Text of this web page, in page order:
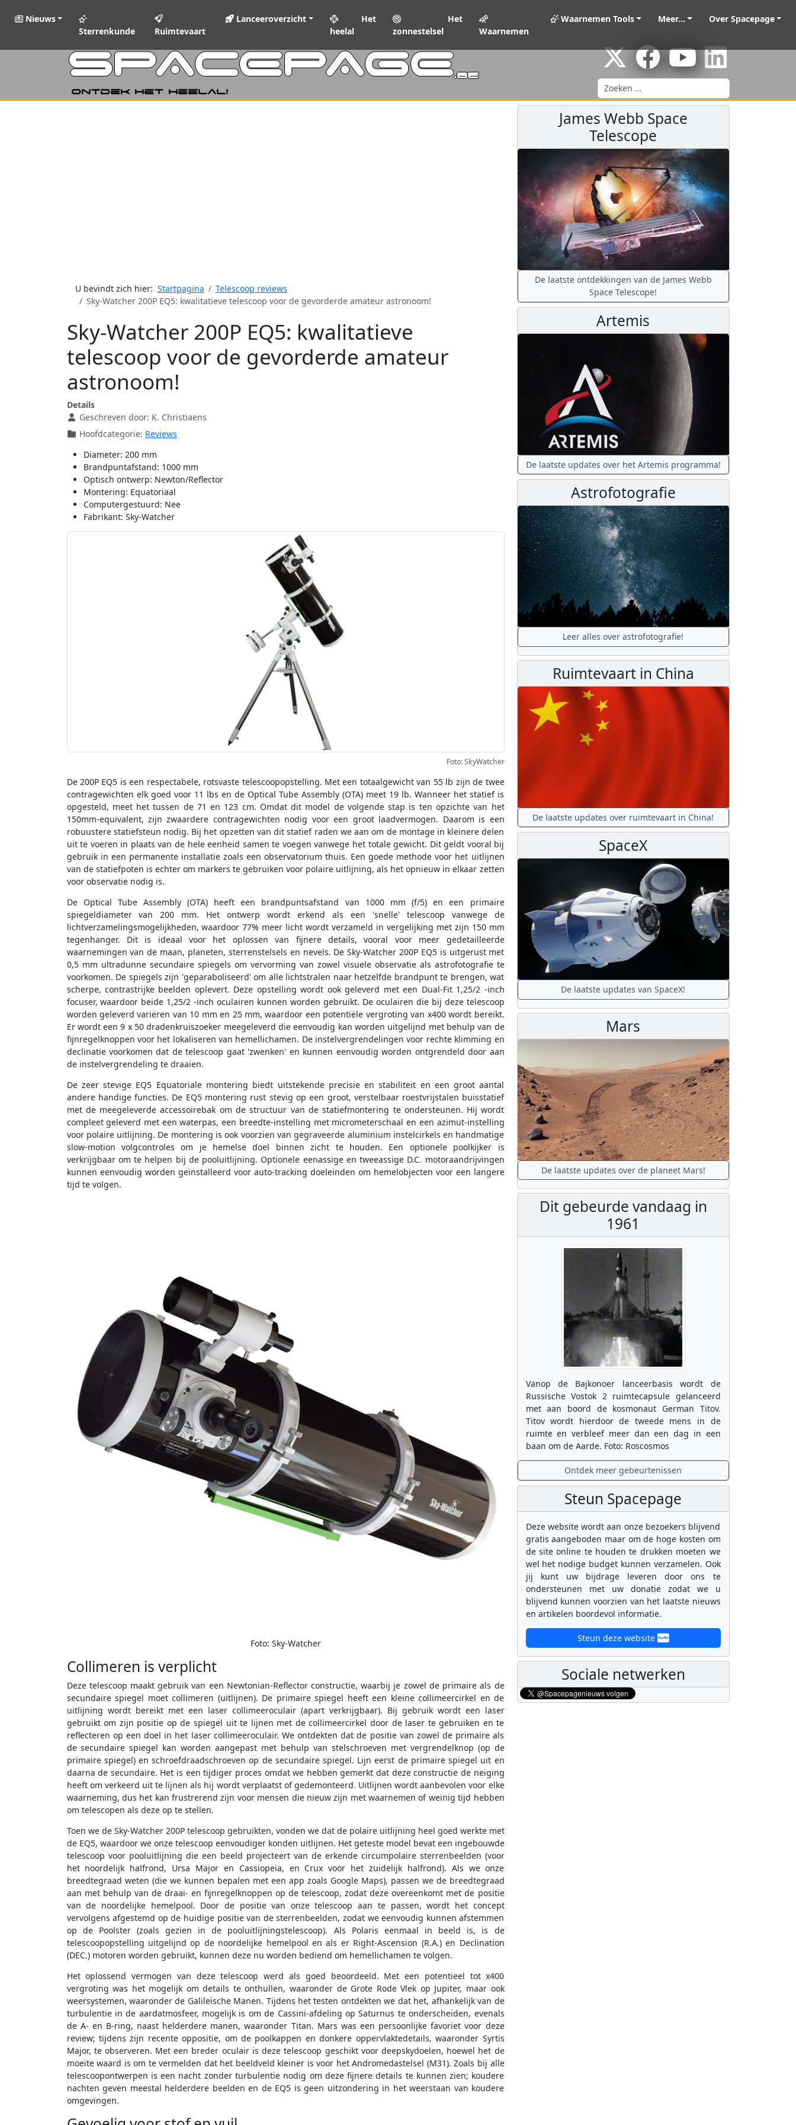
Nieuws
Sterrenkunde
Ruimtevaart
Lanceeroverzicht
Het
heelal
Het
zonnestelsel
Waarnemen
Waarnemen Tools Meer... Over Spacepage
SPACEPAGE.be
Ontdek het heelal!
Zoeken
U bevindt zich hier: Startpagina
Telescoop reviews
Sky-Watcher 200P EQ5: kwalitatieve telescoop voor de gevorderde amateur astronoom!
Sky-Watcher 200P EQ5: kwalitatieve
telescoop voor de gevorderde amateur
astronoom!
Details
Geschreven door: K. Christiaens
Hoofdcategorie: Reviews
Diameter: 200 mm
Brandpuntafstand: 1000 mm
Optisch ontwerp: Newton/Reflector
Montering: Equatoriaal
Computergestuurd: Nee
Fabrikant: Sky-Watcher
Foto: SkyWatcher
De 200P EQ5 is een respectabele, rotsvaste telescoopopstelling. Met een totaalgewicht van 55 lb zijn de twee
contragewichten elk goed voor 11 lbs en de Optical Tube Assembly (OTA) meet 19 lb. Wanneer het statief is
opgesteld, meet het tussen de 71 en 123 cm. Omdat dit model de volgende stap is ten opzichte van het
150mm-equivalent, zijn zwaardere contragewichten nodig voor een groot laadvermogen. Daarom is een
robuustere statiefsteun nodig. Bij het opzetten van dit statief raden we aan om de montage in kleinere delen
uit te voeren in plaats van de hele eenheid samen te voegen vanwege het totale gewicht. Dit geldt vooral bij
gebruik in een permanente installatie zoals een observatorium thuis. Een goede methode voor het uitlijnen
van de statiefpoten is echter om markers te gebruiken voor polaire uitlijning, als het opnieuw in elkaar zetten
voor observatie nodig is.
De Optical Tube Assembly (OTA) heeft een brandpuntsafstand van 1000 mm (f/5) en een primaire
spiegeldiameter van 200 mm. Het ontwerp wordt erkend als een 'snelle' telescoop vanwege de
lichtverzamelingsmogelijkheden, waardoor 77% meer licht wordt verzameld in vergelijking met zijn 150 mm
tegenhanger. Dit is ideaal voor het oplossen van fijnere details, vooral voor meer gedetailleerde
waarnemingen van de maan, planeten, sterrenstelsels en nevels. De Sky-Watcher 200P EQ5 is uitgerust met
0,5 mm ultradunne secundaire spiegels om vervorming van zowel visuele observatie als astrofotografie te
voorkomen. De spiegels zijn 'geparaboliseerd' om alle lichtstralen naar hetzelfde brandpunt te brengen, wat
scherpe, contrastrijke beelden oplevert. Deze opstelling wordt ook geleverd met een Dual-Fit 1,25/2 -inch
focuser, waardoor beide 1,25/2 -inch oculairen kunnen worden gebruikt. De oculairen die bij deze telescoop
worden geleverd variëren van 10 mm en 25 mm, waardoor een potentiële vergroting van x400 wordt bereikt.
Er wordt een 9 x 50 dradenkruiszoeker meegeleverd die eenvoudig kan worden uitgelijnd met behulp van de
fijnregelknoppen voor het lokaliseren van hemellichamen. De instelvergrendelingen voor rechte klimming en
declinatie voorkomen dat de telescoop gaat 'zwenken' en kunnen eenvoudig worden ontgrendeld door aan
de instelvergrendeling te draaien.
De zeer stevige EQ5 Equatoriale montering biedt uitstekende precisie en stabiliteit en een groot aantal
andere handige functies. De EQ5 montering rust stevig op een groot, verstelbaar roestvrijstalen buisstatief
met de meegeleverde accessoirebak om de structuur van de statiefmontering te ondersteunen. Hij wordt
compleet geleverd met een waterpas, een breedte-instelling met micrometerschaal en een azimut-instelling
voor polaire uitlijning. De montering is ook voorzien van gegraveerde aluminium instelcirkels en handmatige
slow-motion volgcontroles om je hemelse doel binnen zicht te houden. Een optionele poolkijker is
verkrijgbaar om te helpen bij de pooluitlijning. Optionele eenassige en tweeassige D.C. motoraandrijvingen
kunnen eenvoudig worden geïnstalleerd voor auto-tracking doeleinden om hemelobjecten voor een langere
tijd te volgen.
Foto: Sky-Watcher
Collimeren is verplicht
Deze telescoop maakt gebruik van een Newtonian-Reflector constructie, waarbij je zowel de primaire als de
secundaire spiegel moet collimeren (uitlijnen). De primaire spiegel heeft een kleine collimeercirkel en de
uitlijning wordt bereikt met een laser collimeeroculair (apart verkrijgbaar). Bij gebruik wordt een laser
gebruikt om zijn positie op de spiegel uit te lijnen met de collimeercirkel door de laser te gebruiken en te
reflecteren op een doel in het laser collimeeroculair. We ontdekten dat de positie van zowel de primaire als
de secundaire spiegel kan worden aangepast met behulp van stelschroeven met vergrendelknop (op de
primaire spiegel) en schroefdraadschroeven op de secundaire spiegel. Lijn eerst de primaire spiegel uit en
daarna de secundaire. Het is een tijdiger proces omdat we hebben gemerkt dat deze constructie de neiging
heeft om verkeerd uit te lijnen als hij wordt verplaatst of gedemonteerd. Uitlijnen wordt aanbevolen voor elke
waarneming, dus het kan frustrerend zijn voor mensen die nieuw zijn met waarnemen of weinig tijd hebben
om telescopen als deze op te stellen.
Toen we de Sky-Watcher 200P telescoop gebruikten, vonden we dat de polaire uitlijning heel goed werkte met
de EQ5, waardoor we onze telescoop eenvoudiger konden uitlijnen. Het geteste model bevat een ingebouwde
telescoop voor pooluitlijning die een beeld projecteert van de erkende circumpolaire sterrenbeelden (voor
het noordelijk halfrond, Ursa Major en Cassiopeia, en Crux voor het zuidelijk halfrond). Als we onze
breedtegraad weten (die we kunnen bepalen met een app zoals Google Maps), passen we de breedtegraad
aan met behulp van de draai- en fijnregelknoppen op de telescoop, zodat deze overeenkomt met de positie
van de noordelijke hemelpool. Door de positie van onze telescoop aan te passen, wordt het concept
vervolgens afgestemd op de huidige positie van de sterrenbeelden, zodat we eenvoudig kunnen afstemmen
op de Poolster (zoals gezien in de pooluitlijningstelescoop). Als Polaris eenmaal in beeld is, is de
telescoopopstelling uitgelijnd op de noordelijke hemelpool en als er Right-Ascension (R.A.) en Declination
(DEC.) motoren worden gebruikt, kunnen deze nu worden bediend om hemellichamen te volgen.
Het oplossend vermogen van deze telescoop werd als goed beoordeeld. Met een potentieel tot x400
vergroting was het mogelijk om details te onthullen, waaronder de Grote Rode Vlek op Jupiter, maar ook
weersystemen, waaronder de Galileïsche Manen. Tijdens het testen ontdekten we dat het, afhankelijk van de
turbulentie in de aardatmosfeer, mogelijk is om de Cassini-afdeling op Saturnus te onderscheiden, evenals
de A- en B-ring, naast helderdere manen, waaronder Titan. Mars was een persoonlijke favoriet voor deze
review; tijdens zijn recente oppositie, om de poolkappen en donkere oppervlaktedetails, waaronder Syrtis
Major, te observeren. Met een breder oculair is deze telescoop geschikt voor deepskydoelen, hoewel het de
moeite waard is om te vermelden dat het beeldveld kleiner is voor het Andromedastelsel (M31). Zoals bij alle
telescoopontwerpen is een nacht zonder turbulentie nodig om deze fijnere details te kunnen zien; koudere
nachten geven meestal helderdere beelden en de EQ5 is geen uitzondering in het weerstaan van koudere
omgevingen.
James Webb Space
Telescope
De laatste ontdekkingen van de James Webb
Space Telescope!
Artemis
De laatste updates over het Artemis programma!
Astrofotografie
Leer alles over astrofotografie!
Ruimtevaart in China
De laatste updates over ruimtevaart in China!
SpaceX
De laatste updates van SpaceX!
Mars
De laatste updates over de planeet Mars!
Dit gebeurde vandaag in
1961
Vanop de Bajkonoer lanceerbasis wordt de
Russische Vostok 2 ruimtecapsule gelanceerd
met aan boord de kosmonaut German Titov.
Titov wordt hierdoor de tweede mens in de
ruimte en verbleef meer dan een dag in een
baan om de Aarde. Foto: Roscosmos
Ontdek meer gebeurtenissen
Steun Spacepage
Deze website wordt aan onze bezoekers blijvend
gratis aangeboden maar om de hoge kosten om
de site online te houden te drukken moeten we
wel het nodige budget kunnen verzamelen. Ook
jij kunt uw bijdrage leveren door ons te
ondersteunen met uw donatie zodat we u
blijvend kunnen voorzien van het laatste nieuws
en artikelen boordevol informatie.
Steun deze website
Sociale netwerken